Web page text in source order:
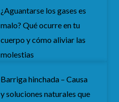
¿Aguantarse los gases es
malo? Qué ocurre en tu
cuerpo y cómo aliviar las
molestias
Barriga hinchada – Causa
y soluciones naturales que